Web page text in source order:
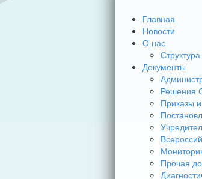
Главная
Новости
О нас
Документы
Решения
Приказы
Прочая